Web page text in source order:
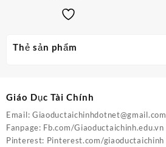
Thẻ sản phẩm
Giáo Dục Tài Chính
Email: Giaoductaichinhdotnet@gmail.com
Fanpage: Fb.com/Giaoductaichinh.edu.vn
Pinterest: Pinterest.com/giaoductaichinh